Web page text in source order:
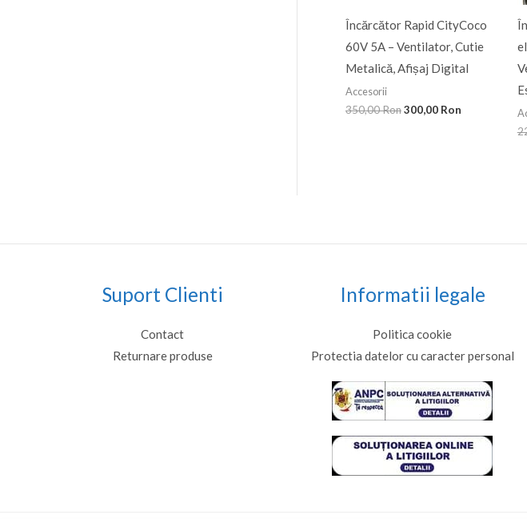
Încărcător Rapid CityCoco
60V 5A – Ventilator, Cutie
Metalică, Afișaj Digital
Accesorii
350,00Ron300,00 Ron
Suport Clienti
Contact
Returnare produse
Informatii legale
Politica cookie
Protectia datelor cu caracter personal